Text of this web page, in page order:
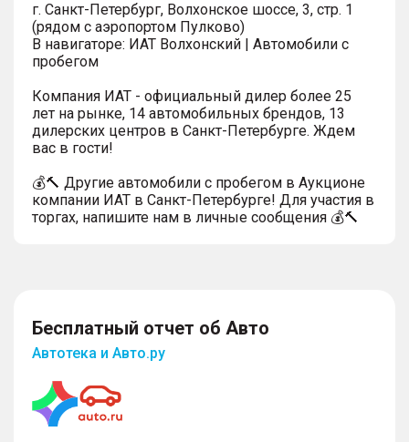
г. Санкт-Петербург, Волхонское шоссе, 3, стр. 1
(рядом с аэропортом Пулково)
В навигаторе: ИАТ Волхонский | Автомобили с
пробегом
Компания ИАТ - официальный дилер более 25
лет на рынке, 14 автомобильных брендов, 13
дилерских центров в Санкт-Петербурге. Ждем
вас в гости!
💰🔨 Другие автомобили с пробегом в Аукционе
компании ИАТ в Санкт-Петербурге! Для участия в
торгах, напишите нам в личные сообщения 💰🔨
Бесплатный отчет об Авто
Автотека и Авто.ру